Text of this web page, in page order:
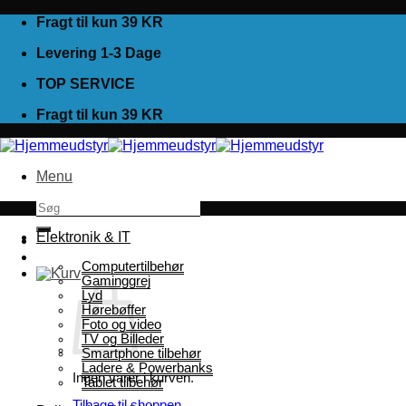
Fortsæt
indhold
Fragt til kun 39 KR
Levering 1-3 Dage
TOP SERVICE
Fragt til kun 39 KR
Menu
Søg
efter:
Ingen varer i kurven.
Elektronik & IT
Computertilbehør
Gaminggrej
Lyd
Hørebøffer
Foto og video
TV og Billeder
Smartphone tilbehør
Ladere & Powerbanks
Tablet tilbehør